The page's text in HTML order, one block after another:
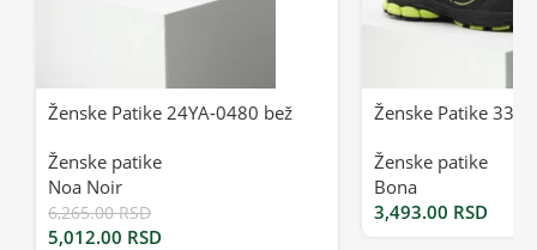
Ženske Patike 24YA-0480 bež
Ženske patike
Noa Noir
6,265.00RSD
5,012.00 RSD
Ženske Patike
Ženske patike
Bona
3,493.00 RSD